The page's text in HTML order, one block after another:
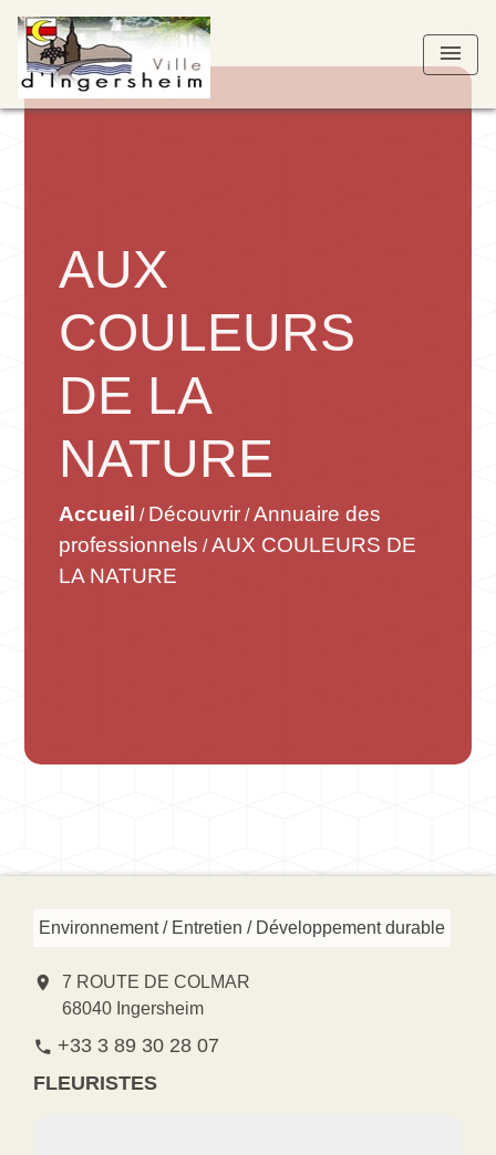
menu
AUX
COULEURS
DE LA
NATURE
Accueil / Découvrir /Annuaire des
professionnels /AUX COULEURS DE
LA NATURE
Environnement / Entretien / Développement durable
location_on
7 ROUTE DE COLMAR
68040 Ingersheim
phone +33 3 89 30 28 07
FLEURISTES